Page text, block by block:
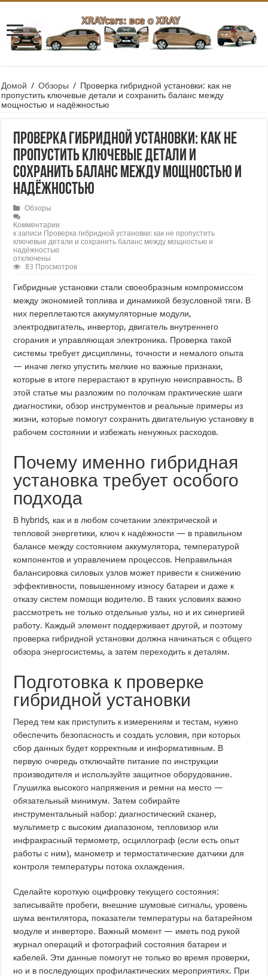
Домой / Обзоры / Проверка гибридной установки: как не
пропустить ключевые детали и сохранить баланс между
мощностью и надёжностью
Проверка гибридной установки: как не
пропустить ключевые детали и
сохранить баланс между мощностью и
надёжностью
Обзоры
Комментарии
к записи Проверка гибридной установки: как не пропустить
ключевые детали и сохранить баланс между мощностью и
надёжностью
отключены
83 Просмотров
Гибридные установки стали своеобразным компромиссом
между экономией топлива и динамикой безусловной тяги. В
них переплетаются аккумуляторные модули,
электродвигатель, инвертор, двигатель внутреннего
сгорания и управляющая электроника. Проверка такой
системы требует дисциплины, точности и немалого опыта
— иначе легко упустить мелкие но важные признаки,
которые в итоге перерастают в крупную неисправность. В
этой статье мы разложим по полочкам практические шаги
диагностики, обзор инструментов и реальные примеры из
жизни, которые помогут сохранить двигательную установку в
рабочем состоянии и избежать ненужных расходов.
Почему именно гибридная
установка требует особого
подхода
В hybrids, как и в любом сочетании электрической и
тепловой энергетики, ключ к надёжности — в правильном
балансе между состоянием аккумулятора, температурой
компонентов и управлением процессов. Неправильная
балансировка силовых узлов может привести к снижению
эффективности, повышенному износу батареи и даже к
отказу систем помощи водителю. В таких условиях важно
рассмотреть не только отдельные узлы, но и их синергией
работу. Каждый элемент поддерживает другой, и поэтому
проверка гибридной установки должна начинаться с общего
обзора энергосистемы, а затем переходить к деталям.
Подготовка к проверке
гибридной установки
Перед тем как приступить к измерениям и тестам, нужно
обеспечить безопасность и создать условия, при которых
сбор данных будет корректным и информативным. В
первую очередь отключайте питание по инструкции
производителя и используйте защитное оборудование.
Глушилка высокого напряжения и ремни на место —
обязательный минимум. Затем собирайте
инструментальный набор: диагностический сканер,
мультиметр с высоким диапазоном, тепловизор или
инфракрасный термометр, осциллограф (если есть опыт
работы с ним), манометр и термостатические датчики для
контроля температуры потока охлаждения.
Сделайте короткую оцифровку текущего состояния:
записывайте пробеги, внешние шумовые сигналы, уровень
шума вентилятора, показатели температуры на батарейном
модуле и инверторе. Важный момент — иметь под рукой
журнал операций и фотографий состояния батареи и
кабелей. Эти данные помогут не только во время проверки,
но и в последующих профилактических мероприятиях. При